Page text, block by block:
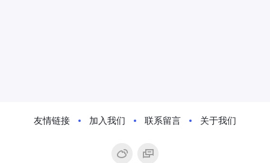
友情链接 加入我们 联系留言 关于我们